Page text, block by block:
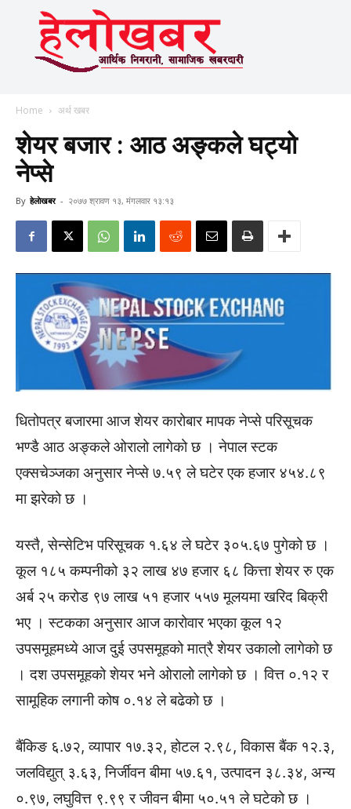
Home अर्थ खबर
शेयर बजार : आठ अङ्कले घट्यो
नेप्से
By हेलाेखबर - २०७७ श्रावण १३, मंगलवार १३:१३
धितोपत्र बजारमा आज शेयर कारोबार मापक नेप्से परिसूचक
भण्डै आठ अङ्कले ओरालो लागेको छ । नेपाल स्टक
एक्सचेञ्जका अनुसार नेप्से ७.५९ ले घटेर एक हजार ४५४.८९
मा झरेको छ ।
यस्तै, सेन्सेटिभ परिसूचक १.६४ ले घटेर ३०५.६७ पुगेको छ ।
कूल १८५ कम्पनीको ३२ लाख ४७ हजार ६८ कित्ता शेयर रु एक
अर्ब २५ करोड ९७ लाख ५१ हजार ५५७ मूलयमा खरिद बिक्री
भए । स्टकका अनुसार आज कारोवार भएका कूल १२
उपसमूहमध्ये आज दुई उपसमूहको मात्रै शेयर उकालो लागेको छ
। दश उपसमूहको शेयर भने ओरालो लागेको छ । वित्त ०.१२ र
सामूहिक लगानी कोष ०.१४ ले बढेको छ ।
बैंकिङ ६.७२, व्यापार १७.३२, होटल २.९८, विकास बैंक १२.३,
जलविद्युत् ३.६३, निर्जीवन बीमा ५७.६१, उत्पादन ३८.३४, अन्य
०.९७, लघुवित्त ९.९९ र जीवन बीमा ५०.५१ ले घटेको छ ।